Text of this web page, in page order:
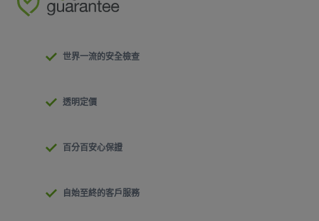
世界一流的安全檢查
透明定價
百分百安心保證
自始至終的客戶服務